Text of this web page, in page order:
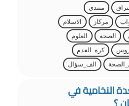
منتدى
مركاز
الاسلام
الصحة
العلوم
كرة_القدم
الف_سؤال
النخامية في